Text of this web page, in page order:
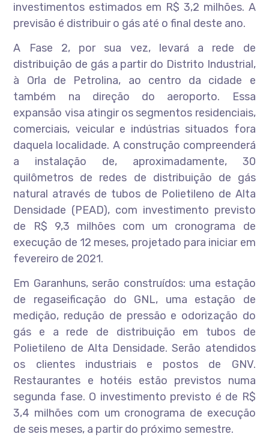
investimentos estimados em R$ 3,2 milhões. A
previsão é distribuir o gás até o final deste ano.
A Fase 2, por sua vez, levará a rede de
distribuição de gás a partir do Distrito Industrial,
à Orla de Petrolina, ao centro da cidade e
também na direção do aeroporto. Essa
expansão visa atingir os segmentos residenciais,
comerciais, veicular e indústrias situados fora
daquela localidade. A construção compreenderá
a instalação de, aproximadamente, 30
quilômetros de redes de distribuição de gás
natural através de tubos de Polietileno de Alta
Densidade (PEAD), com investimento previsto
de R$ 9,3 milhões com um cronograma de
execução de 12 meses, projetado para iniciar em
fevereiro de 2021.
Em Garanhuns, serão construídos: uma estação
de regaseificação do GNL, uma estação de
medição, redução de pressão e odorização do
gás e a rede de distribuição em tubos de
Polietileno de Alta Densidade. Serão atendidos
os clientes industriais e postos de GNV.
Restaurantes e hotéis estão previstos numa
segunda fase. O investimento previsto é de R$
3,4 milhões com um cronograma de execução
de seis meses, a partir do próximo semestre.